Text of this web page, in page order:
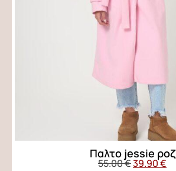
Παλτο jessie ροζ
55.00€39.90€